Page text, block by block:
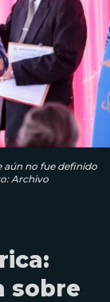
aún no fue definido
Archivo
sobre